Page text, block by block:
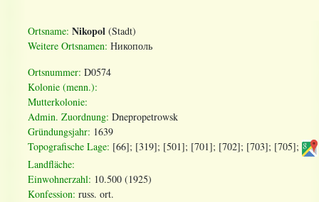
Ortsname: Nikopol (Stadt)
Weitere Ortsnamen: Никополь
Ortsnummer: D0574
Kolonie (menn.):
Mutterkolonie:
Admin. Zuordnung: Dnepropetrowsk
Gründungsjahr: 1639
Topografische Lage: [66]; [319]; [501]; [701]; [702]; [703]; [705];
Landfläche:
Einwohnerzahl: 10.500 (1925)
Konfession: russ. ort.